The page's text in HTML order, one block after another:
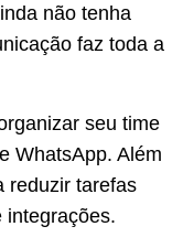
não tenha
faz toda a
seu time
WhatsApp. Além
reduzir tarefas
integrações.